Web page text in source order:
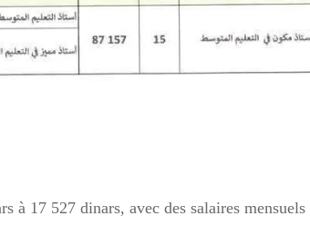
à 17 527 dinars, avec des salaires mensuels